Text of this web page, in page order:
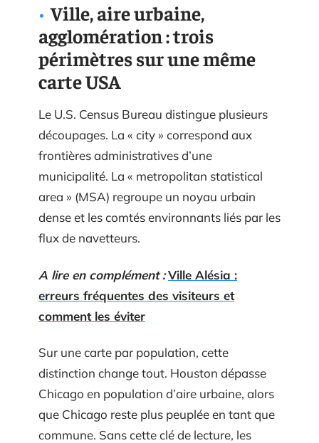
Ville, aire urbaine,
agglomération : trois
périmètres sur une même
carte USA
Le U.S. Census Bureau distingue plusieurs
découpages. La « city » correspond aux
frontières administratives d’une
municipalité. La « metropolitan statistical
area » (MSA) regroupe un noyau urbain
dense et les comtés environnants liés par les
flux de navetteurs.
A lire en complément :Ville Alésia :
erreurs fréquentes des visiteurs et
comment les éviter
Sur une carte par population, cette
distinction change tout. Houston dépasse
Chicago en population d’aire urbaine, alors
que Chicago reste plus peuplée en tant que
commune. Sans cette clé de lecture, les